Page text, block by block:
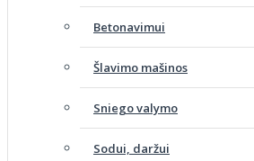
Betonavimui
Šlavimo mašinos
Sniego valymo
Sodui, daržui